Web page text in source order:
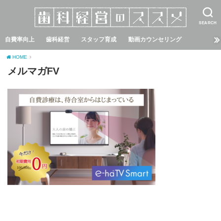
SEARCH
自費率向上 歯科経営 スタッフ育成 動画カウンセリング
HOME
メルマガFV